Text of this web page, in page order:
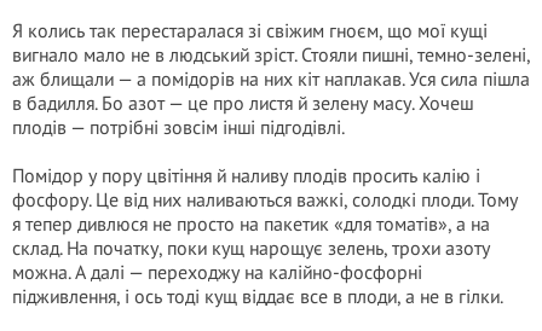
Я колись так перестаралася зі свіжим гноєм, що мої кущі
вигнало мало не в людський зріст. Стояли пишні, темно-зелені,
аж блищали — а помідорів на них кіт наплакав. Уся сила пішла
в бадилля. Бо азот — це про листя й зелену масу. Хочеш
плодів — потрібні зовсім інші підгодівлі.
Помідор у пору цвітіння й наливу плодів просить калію і
фосфору. Це від них наливаються важкі, солодкі плоди. Тому
я тепер дивлюся не просто на пакетик «для томатів», а на
склад. На початку, поки кущ нарощує зелень, трохи азоту
можна. А далі — переходжу на калійно-фосфорні
підживлення, і ось тоді кущ віддає все в плоди, а не в гілки.